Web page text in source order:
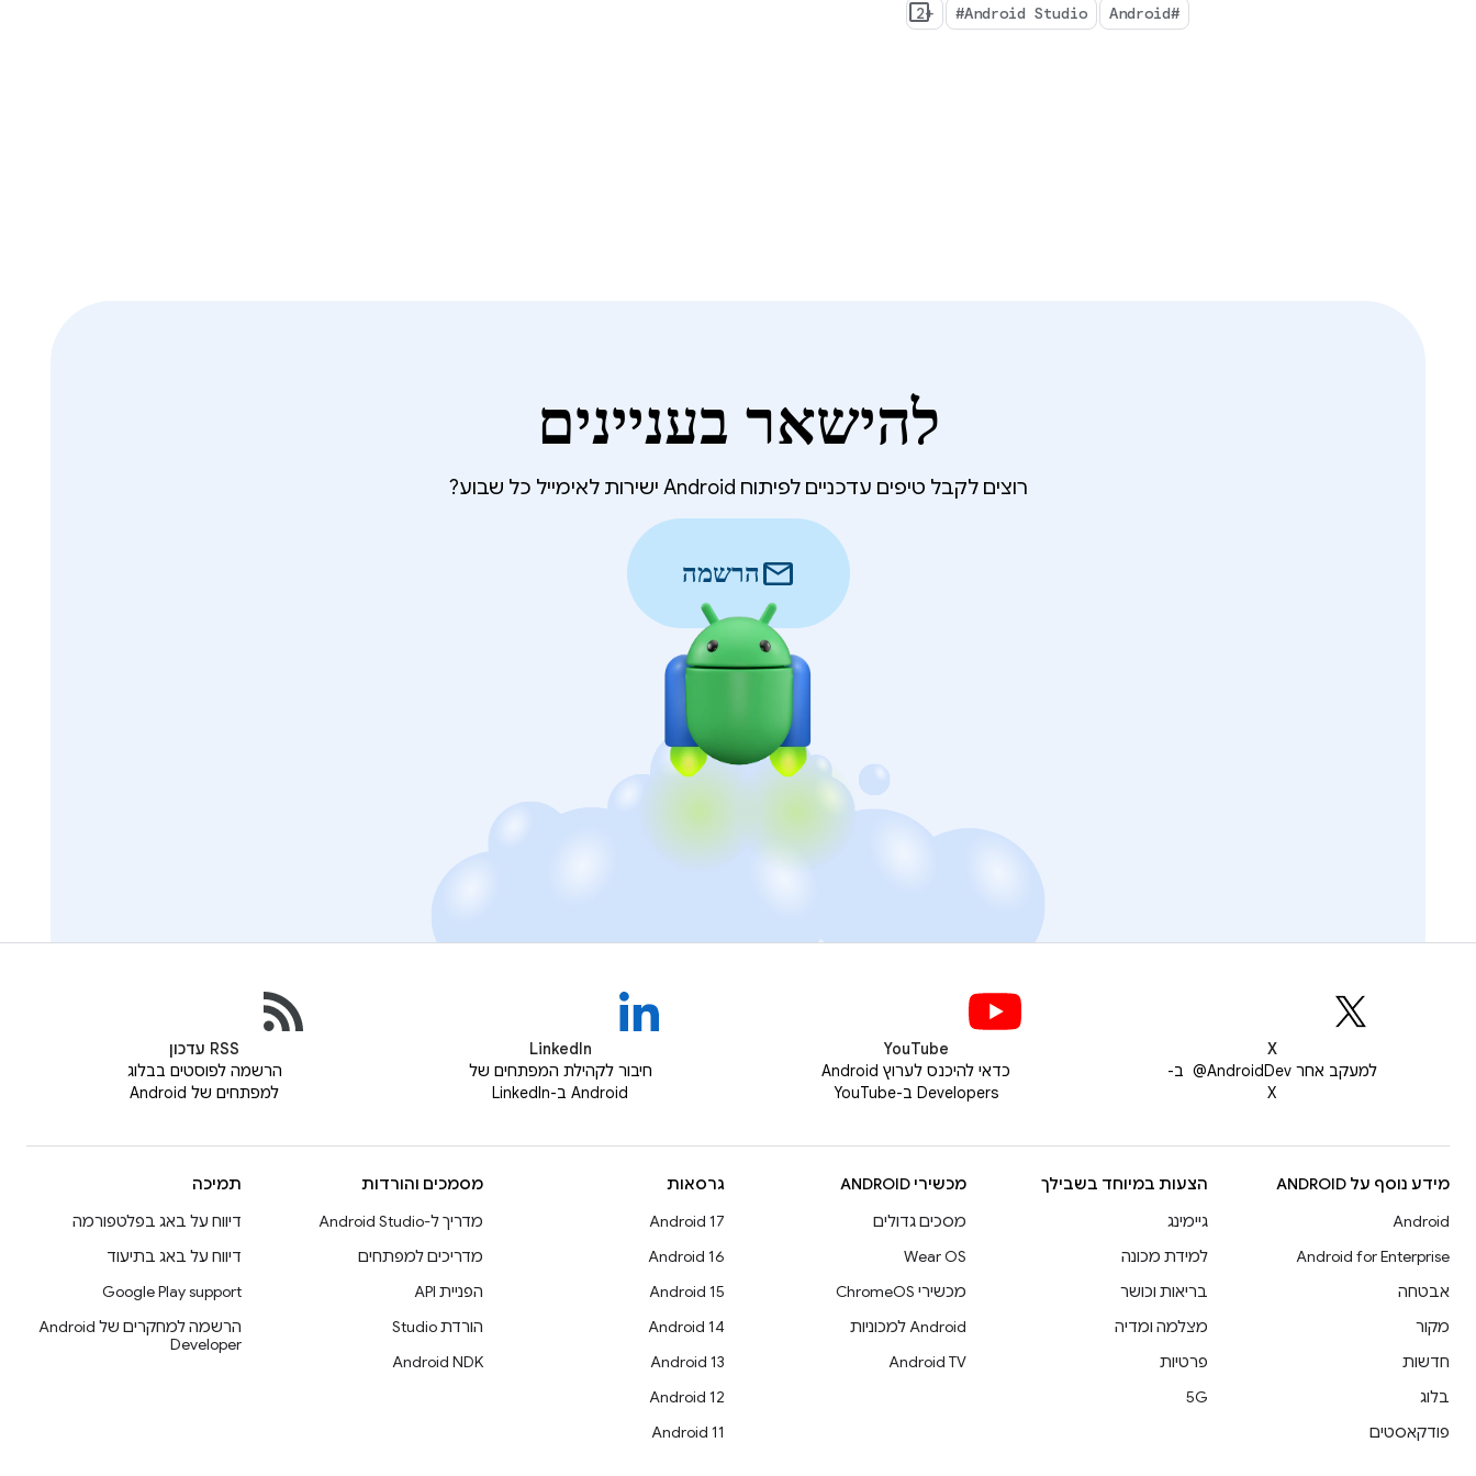
#Android
‎#Android Studio
+2
להישאר בעניינים
רוצים לקבל טיפים עדכניים לפיתוח Android ישירות לאימייל כל שבוע?
mailהרשמה
X
למעקב אחר ‎ @AndroidDev ב-
X
YouTube
כדאי להיכנס לערוץ Android
Developers ב-YouTube
LinkedIn
חיבור לקהילת המפתחים של
Android ב-LinkedIn
RSS עדכון
הרשמה לפוסטים בבלוג
למפתחים של Android
מידע נוסף על ANDROID
Android
Android for Enterprise
אבטחה
מקור
חדשות
בלוג
פודקאסטים
הצעות במיוחד בשבילך
גיימינג
למידת מכונה
בריאות וכושר
מצלמה ומדיה
פרטיות
5G
מכשירי ANDROID
מסכים גדולים
Wear OS
מכשירי ChromeOS
Android למכוניות
Android TV
גרסאות
Android 17
Android 16
Android 15
Android 14
Android 13
Android 12
Android 11
מסמכים והורדות
מדריך ל-Android Studio
מדריכים למפתחים
הפניית API
הורדת Studio
Android NDK
תמיכה
דיווח על באג בפלטפורמה
דיווח על באג בתיעוד
Google Play support
הרשמה למחקרים של Android
Developer